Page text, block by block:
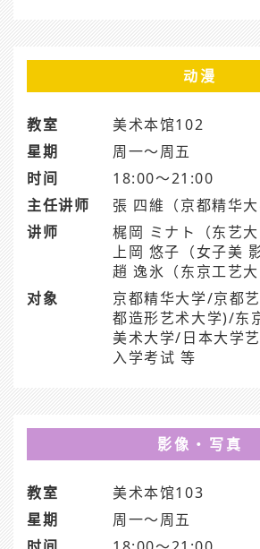
动漫
教室
美术本馆102
星期
周一～周五
时间
18:00～21:00
主任讲师
張 四維（京都精华大
讲师
梶岡 ミナト（东艺大
上岡 悠子（女子美
趙 逸氷（东京工艺大
对象
京都精华大学/京都
都造形艺术大学)/东
美术大学/日本大学
入学考试 等
影像・写真
教室
美术本馆103
星期
周一～周五